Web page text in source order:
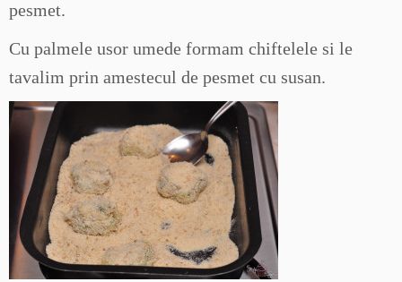
pesmet.
Cu palmele usor umede formam chiftelele si le
tavalim prin amestecul de pesmet cu susan.